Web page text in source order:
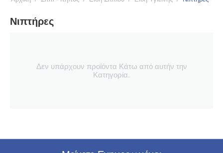
Νιπτήρες
Δεν υπάρχουν προϊόντα Κάτω από αυτήν την
Κατηγορία.